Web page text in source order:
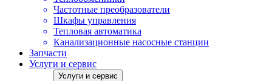
Частотные преобразователи
Шкафы управления
Тепловая автоматика
Канализационные насосные станции
Запчасти
Услуги и сервис
Услуги и сервис